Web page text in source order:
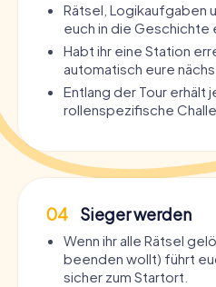
Rätsel, Logikaufgaben
euch in die Geschichte
Habt ihr eine Station
automatisch eure
Entlang der Tour erhält
rollenspezifische
04 Sieger werden
Wenn ihr alle Rätsel
beenden wollt) führt
sicher zum Startort.